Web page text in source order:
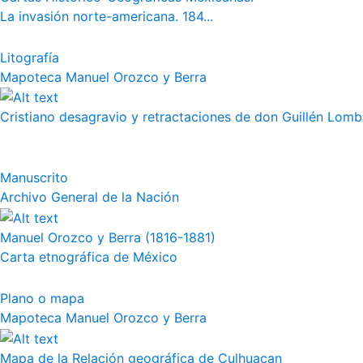
La invasión norte-americana. 184...
Litografía
Mapoteca Manuel Orozco y Berra
Cristiano desagravio y retractaciones de don Guillén
Manuscrito
Archivo General de la Nación
Manuel Orozco y Berra (1816-1881)
Carta etnográfica de México
Plano o mapa
Mapoteca Manuel Orozco y Berra
Mapa de la Relación geográfica de Culhuacan